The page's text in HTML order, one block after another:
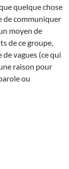
quelque chose
de communiquer
moyen de
de ce groupe,
vagues (ce qui
raison pour
ou